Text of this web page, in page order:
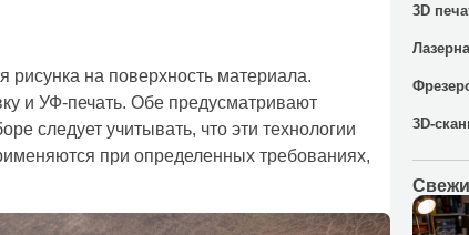
3D
3D-
рисунка на поверхность материала.
и УФ-печать. Обе предусматривают
следует учитывать, что эти технологии
при определенных требованиях,